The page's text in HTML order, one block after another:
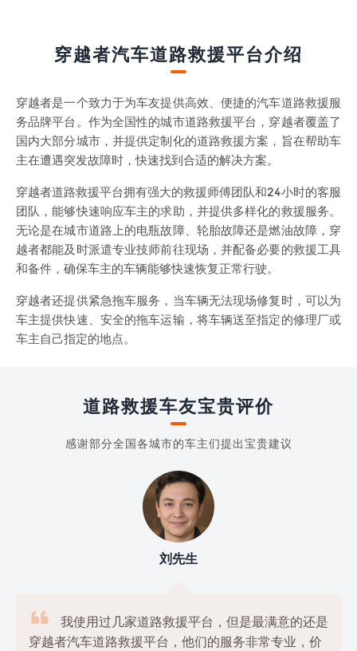
穿越者汽车道路救援平台介绍
穿越者是一个致力于为车友提供高效、便捷的汽车道路救援服
务品牌平台。作为全国性的城市道路救援平台，穿越者覆盖了
国内大部分城市，并提供定制化的道路救援方案，旨在帮助车
主在遭遇突发故障时，快速找到合适的解决方案。
穿越者道路救援平台拥有强大的救援师傅团队和24小时的客服
团队，能够快速响应车主的求助，并提供多样化的救援服务。
无论是在城市道路上的电瓶故障、轮胎故障还是燃油故障，穿
越者都能及时派遣专业技师前往现场，并配备必要的救援工具
和备件，确保车主的车辆能够快速恢复正常行驶。
穿越者还提供紧急拖车服务，当车辆无法现场修复时，可以为
车主提供快速、安全的拖车运输，将车辆送至指定的修理厂或
车主自己指定的地点。
道路救援车友宝贵评价
感谢部分全国各城市的车主们提出宝贵建议
刘先生

我使用过几家道路救援平台，但是最满意的还是
穿越者汽车道路救援平台，他们的服务非常专业，价